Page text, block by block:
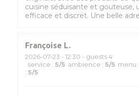
cuisine séduisante et gouteuse,
efficace et discret. Une belle
Françoise L
2026-07-23 - 12:30 - guests 4
service : 5/5 ambience : 5/5 menu :
: 5/5